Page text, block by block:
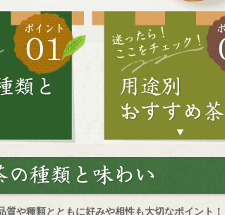
質や種類とともに好みや相性も大切なポイント！